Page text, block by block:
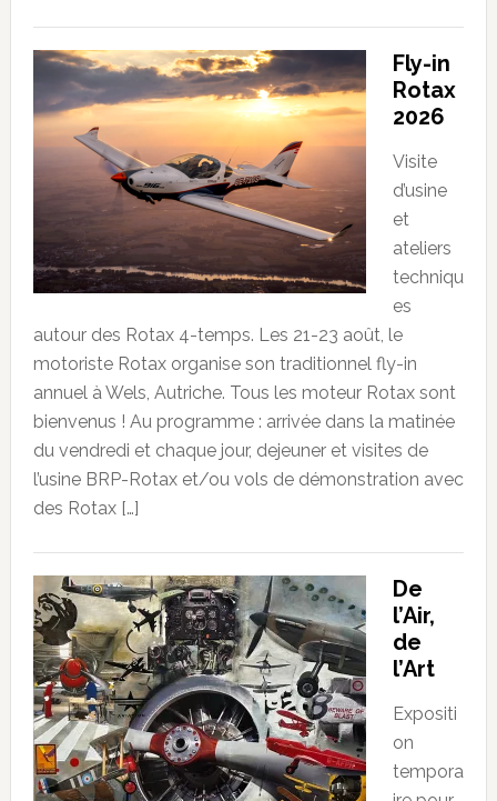
Fly-in
Rotax
2026
Visite
d’usine
et
ateliers
techniqu
es
autour des Rotax 4-temps. Les 21-23 août, le
motoriste Rotax organise son traditionnel fly-in
annuel à Wels, Autriche. Tous les moteur Rotax sont
bienvenus ! Au programme : arrivée dans la matinée
du vendredi et chaque jour, dejeuner et visites de
l’usine BRP-Rotax et/ou vols de démonstration avec
des Rotax […]
De
l’Air,
de
l’Art
Expositi
on
tempora